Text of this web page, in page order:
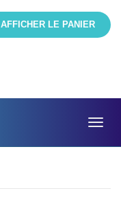
AFFICHER LE PANIER